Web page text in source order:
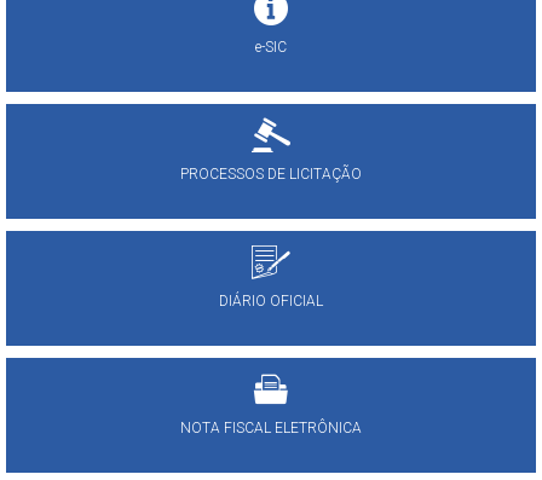
e-SIC
PROCESSOS DE LICITAÇÃO
DIÁRIO OFICIAL
NOTA FISCAL ELETRÔNICA